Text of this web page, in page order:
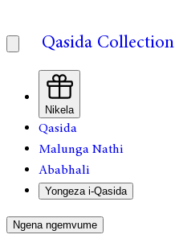
Qasida Collection
Nikela
Qasida
Malunga Nathi
Ababhali
Yongeza i-Qasida
Ngena ngemvume